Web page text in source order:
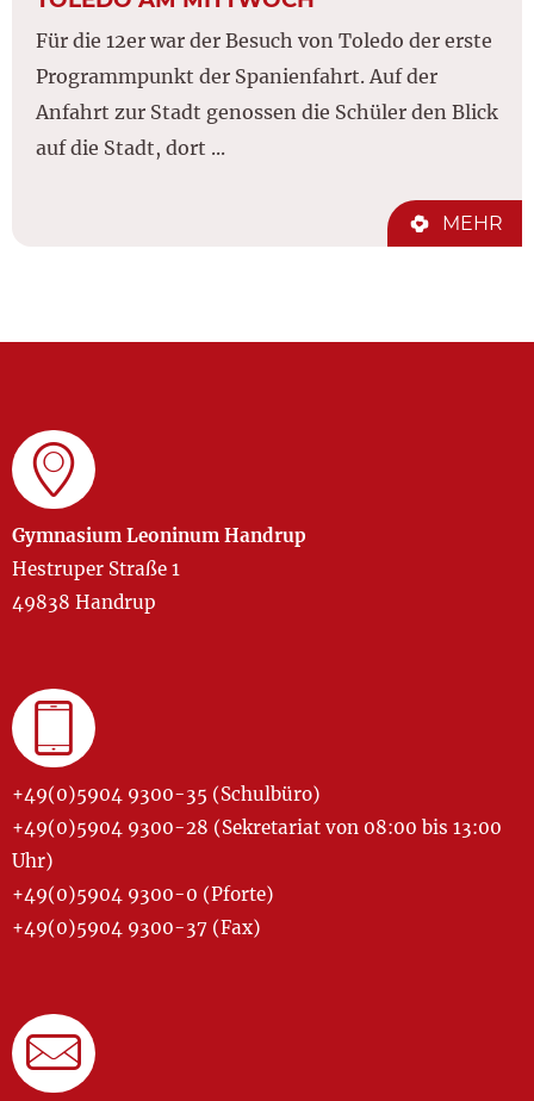
Für die 12er war der Besuch von Toledo der erste
Programmpunkt der Spanienfahrt. Auf der
Anfahrt zur Stadt genossen die Schüler den Blick
auf die Stadt, dort ...
MEHR
Gymnasium Leoninum Handrup
Hestruper Straße 1
49838 Handrup
+49(0)5904 9300-35 (Schulbüro)
+49(0)5904 9300-28 (Sekretariat von 08:00 bis 13:00
Uhr)
+49(0)5904 9300-0 (Pforte)
+49(0)5904 9300-37 (Fax)